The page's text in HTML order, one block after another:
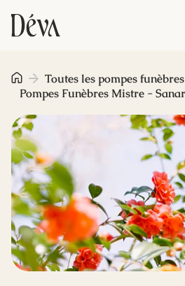
Obsèques
Prévoyance
Monument funéraire
Livraison de fleurs
Blog
Toutes les pompes funèbres
Pompes Funèbres Mistre -